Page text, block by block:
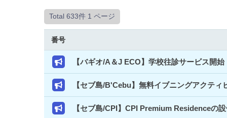
Total 633件 1 ページ
番号
【バギオ/A＆J ECO】学校往診サービス開
【セブ島/B'Cebu】無料イブニングアクテ
【セブ島/CPI】CPI Premium Residenceの